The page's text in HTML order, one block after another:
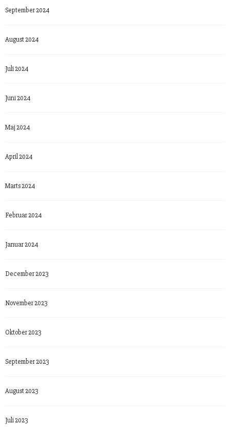
September 2024
August 2024
Juli 2024
Juni 2024
Maj 2024
April 2024
Marts 2024
Februar 2024
Januar 2024
December 2023
November 2023
Oktober 2023
September 2023
August 2023
Juli 2023